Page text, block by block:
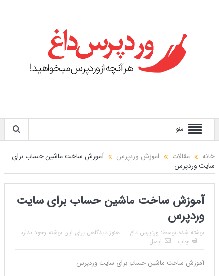
منو
خانه مقالات اموزش وردپرس
آموزش ساخت ماشین حساب برای
سایت وردپرس
آموزش ساخت ماشین حساب برای سایت
وردپرس
نوشته شده توسط: وردپرس داغ
هنوز دیدگاهی برای این نوشته وجود ندارد
چاپ
ایمیل
آموزش ساخت ماشین حساب برای سایت وردپرس